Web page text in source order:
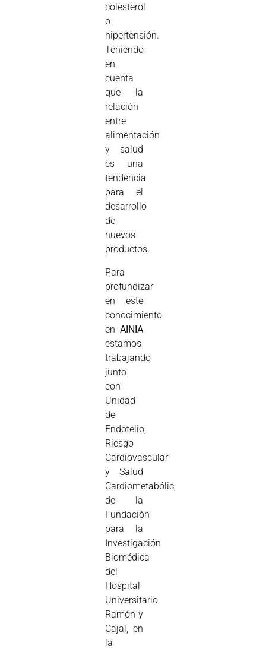
colesterol
o
hipertensión.
Teniendo
en
cuenta
que la
relación
entre
alimentación
y salud
es una
tendencia
para el
desarrollo
de
nuevos
productos.
Para
profundizar
en este
conocimiento
en AINIA
estamos
trabajando
junto
con
Unidad
de
Endotelio,
Riesgo
Cardiovascular
y Salud
Cardiometabólic,
de la
Fundación
para la
Investigación
Biomédica
del
Hospital
Universitario
Ramón y
Cajal, en
la